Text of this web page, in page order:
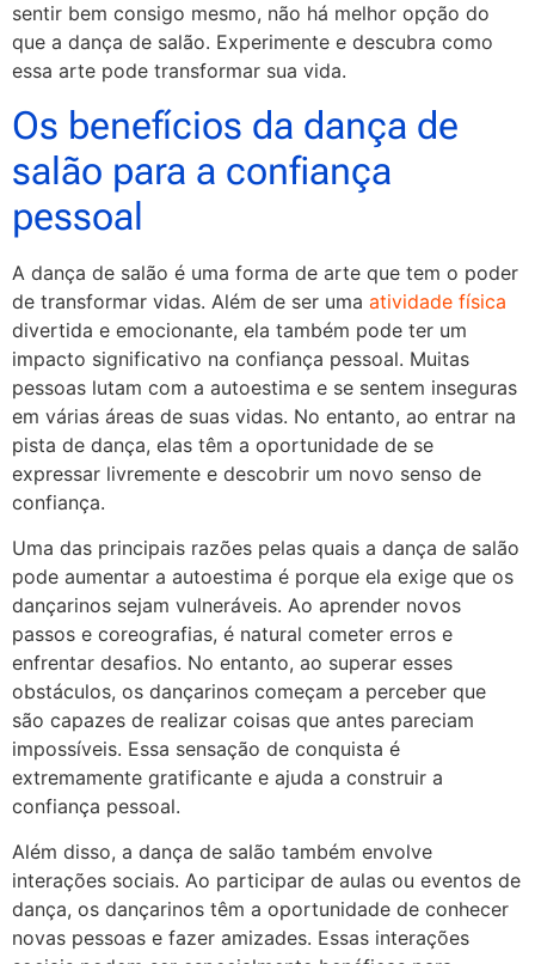
sentir bem consigo mesmo, não há melhor opção do
que a dança de salão. Experimente e descubra como
essa arte pode transformar sua vida.
Os benefícios da dança de
salão para a confiança
pessoal
A dança de salão é uma forma de arte que tem o poder
de transformar vidas. Além de ser uma atividade física
divertida e emocionante, ela também pode ter um
impacto significativo na confiança pessoal. Muitas
pessoas lutam com a autoestima e se sentem inseguras
em várias áreas de suas vidas. No entanto, ao entrar na
pista de dança, elas têm a oportunidade de se
expressar livremente e descobrir um novo senso de
confiança.
Uma das principais razões pelas quais a dança de salão
pode aumentar a autoestima é porque ela exige que os
dançarinos sejam vulneráveis. Ao aprender novos
passos e coreografias, é natural cometer erros e
enfrentar desafios. No entanto, ao superar esses
obstáculos, os dançarinos começam a perceber que
são capazes de realizar coisas que antes pareciam
impossíveis. Essa sensação de conquista é
extremamente gratificante e ajuda a construir a
confiança pessoal.
Além disso, a dança de salão também envolve
interações sociais. Ao participar de aulas ou eventos de
dança, os dançarinos têm a oportunidade de conhecer
novas pessoas e fazer amizades. Essas interações